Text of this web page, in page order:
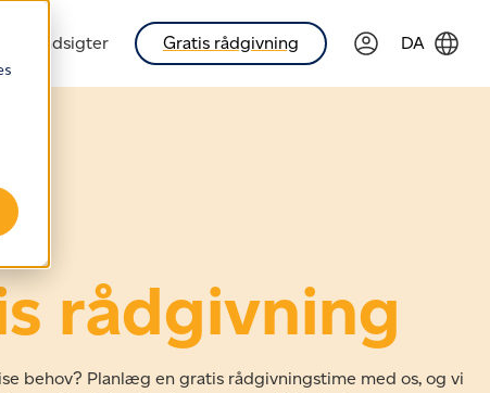
& Indsigter Gratis rådgivning DA
rådgivning
behov? Planlæg en gratis rådgivningstime med os, og vi